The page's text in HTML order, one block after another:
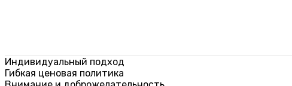
Индивидуальный подход
Гибкая ценовая политика